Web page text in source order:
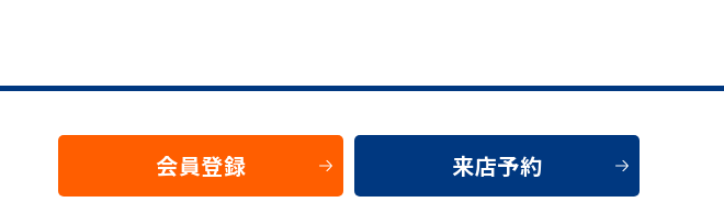
会員登録 来店予約